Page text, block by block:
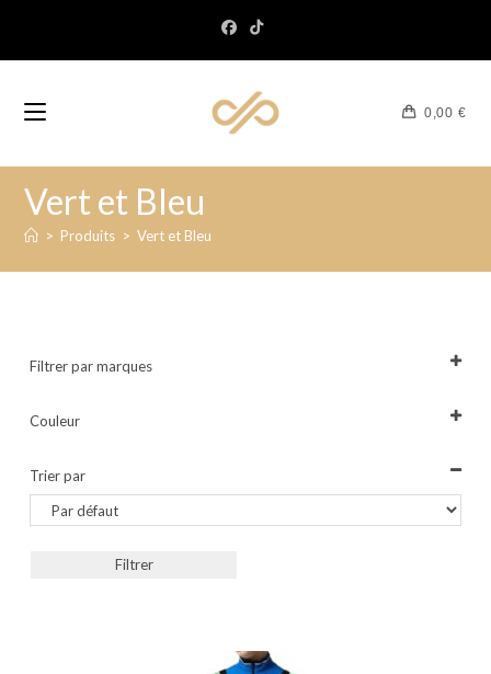
0,00 €
Vert et Bleu
> Produits > Vert et Bleu
Filtrer par marques
Couleur
Trier par
Sort Products
Filtrer